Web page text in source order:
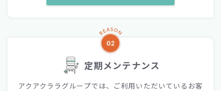
定期メンテナンス
アクアクララグループでは、ご利用いただいているお客